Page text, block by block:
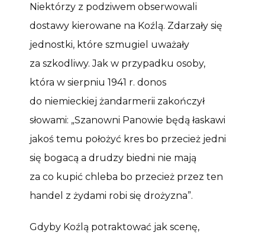
Niektórzy z podziwem obserwowali
dostawy kierowane na Koźlą. Zdarzały się
jednostki, które szmugiel uważały
za szkodliwy. Jak w przypadku osoby,
która w sierpniu 1941 r. donos
do niemieckiej żandarmerii zakończył
słowami: „Szanowni Panowie będą łaskawi
jakoś temu położyć kres bo przecież jedni
się bogacą a drudzy biedni nie mają
za co kupić chleba bo przecież przez ten
handel z żydami robi się drożyzna”.
Gdyby Koźlą potraktować jak scenę,